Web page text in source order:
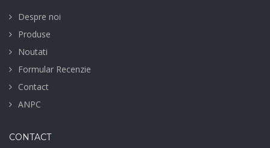
Despre noi
Produse
Noutati
Formular Recenzie
Contact
ANPC
CONTACT